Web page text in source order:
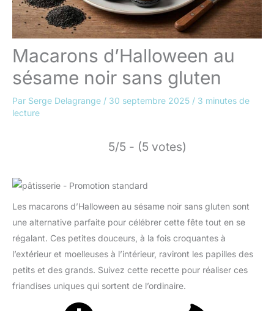
Macarons d’Halloween au
sésame noir sans gluten
Par Serge Delagrange / 30 septembre 2025 / 3 minutes de
lecture
5/5 - (5 votes)
Les macarons d’Halloween au sésame noir sans gluten sont
une alternative parfaite pour célébrer cette fête tout en se
régalant. Ces petites douceurs, à la fois croquantes à
l’extérieur et moelleuses à l’intérieur, raviront les papilles des
petits et des grands. Suivez cette recette pour réaliser ces
friandises uniques qui sortent de l’ordinaire.